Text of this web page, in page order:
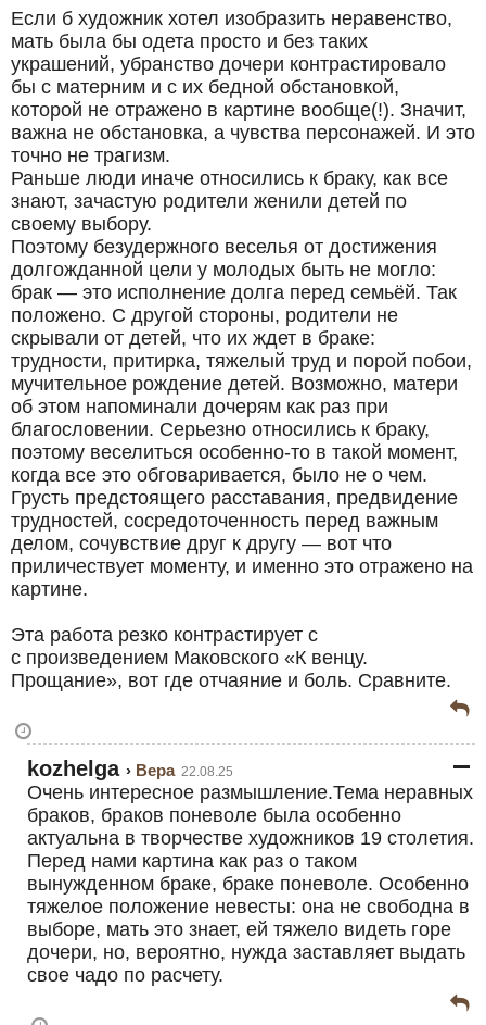
Если б художник хотел изобразить неравенство,
мать была бы одета просто и без таких
украшений, убранство дочери контрастировало
бы с матерним и с их бедной обстановкой,
которой не отражено в картине вообще(!). Значит,
важна не обстановка, а чувства персонажей. И это
точно не трагизм.
Раньше люди иначе относились к браку, как все
знают, зачастую родители женили детей по
своему выбору.
Поэтому безудержного веселья от достижения
долгожданной цели у молодых быть не могло:
брак — это исполнение долга перед семьёй. Так
положено. С другой стороны, родители не
скрывали от детей, что их ждет в браке:
трудности, притирка, тяжелый труд и порой побои,
мучительное рождение детей. Возможно, матери
об этом напоминали дочерям как раз при
благословении. Серьезно относились к браку,
поэтому веселиться особенно-то в такой момент,
когда все это обговаривается, было не о чем.
Грусть предстоящего расставания, предвидение
трудностей, сосредоточенность перед важным
делом, сочувствие друг к другу — вот что
приличествует моменту, и именно это отражено на
картине.
Эта работа резко контрастирует с
с произведением Маковского «К венцу.
Прощание», вот где отчаяние и боль. Сравните.
kozhelga Вера 22.08.25
Очень интересное размышление.Тема неравных
браков, браков поневоле была особенно
актуальна в творчестве художников 19 столетия.
Перед нами картина как раз о таком
вынужденном браке, браке поневоле. Особенно
тяжелое положение невесты: она не свободна в
выборе, мать это знает, ей тяжело видеть горе
дочери, но, вероятно, нужда заставляет выдать
свое чадо по расчету.